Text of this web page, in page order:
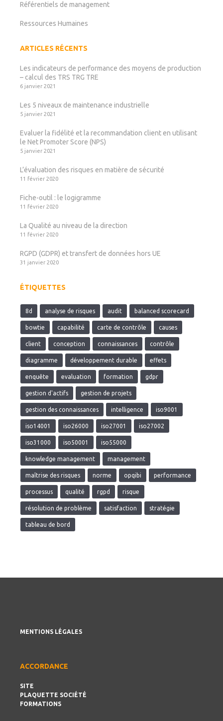
Référentiels de management
Ressources Humaines
ARTICLES RÉCENTS
Les indicateurs de performance des moyens de production
– calcul des TRS TRG TRE
6 janvier 2021
Les 5 niveaux de maintenance industrielle
5 janvier 2021
Evaluer la fidélité et la recommandation client en utilisant
le Net Promoter Score (NPS)
5 janvier 2021
L’évaluation des risques en matière de sécurité
11 février 2020
Fiche-outil : le logigramme
11 février 2020
La Qualité au niveau de la direction
11 février 2020
RGPD (GDPR) et transfert de données hors UE
31 janvier 2020
ÉTIQUETTES
8d analyse de risques audit balanced scorecard
bowtie capabilité carte de contrôle causes
client conception connaissances contrôle
diagramme développement durable effets
enquête evaluation formation gdpr
gestion d'actifs gestion de projets
gestion des connaissances intelligence iso9001
iso14001 iso26000 iso27001 iso27002
iso31000 iso50001 iso55000
knowledge management management
maîtrise des risques norme opqibi performance
processus qualité rgpd risque
résolution de problème satisfaction stratégie
tableau de bord
MENTIONS LÉGALES
ACCORDANCE
SITE
PLAQUETTE SOCIÉTÉ
FORMATIONS